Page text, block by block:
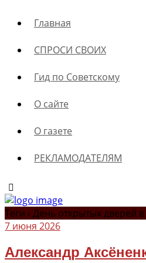
Главная
СПРОСИ СВОИХ
Гид по Советскому
О сайте
О газете
РЕКЛАМОДАТЕЛЯМ
Теги › День открытых дверей
7 июня 2026
Александр